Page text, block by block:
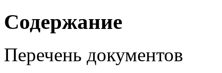
Содержание
Перечень документов